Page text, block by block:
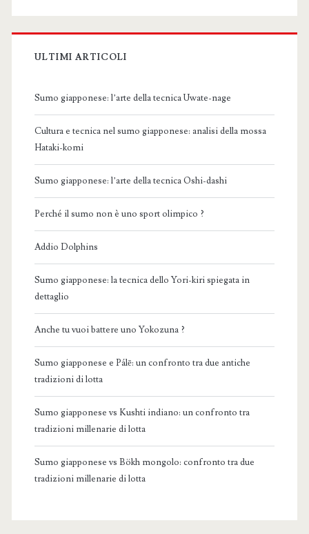
ULTIMI ARTICOLI
Sumo giapponese: l’arte della tecnica Uwate-nage
Cultura e tecnica nel sumo giapponese: analisi della mossa
Hataki-komi
Sumo giapponese: l’arte della tecnica Oshi-dashi
Perché il sumo non è uno sport olimpico ?
Addio Dolphins
Sumo giapponese: la tecnica dello Yori-kiri spiegata in
dettaglio
Anche tu vuoi battere uno Yokozuna ?
Sumo giapponese e Pálē: un confronto tra due antiche
tradizioni di lotta
Sumo giapponese vs Kushti indiano: un confronto tra
tradizioni millenarie di lotta
Sumo giapponese vs Bökh mongolo: confronto tra due
tradizioni millenarie di lotta